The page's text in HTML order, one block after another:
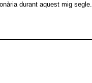
durant aquest mig segle.